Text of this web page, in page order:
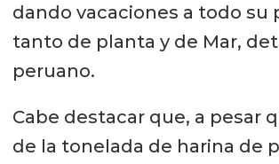
dando vacaciones a todo su
tanto de planta y de Mar,
peruano.
Cabe destacar que, a pesar
de la tonelada de harina de